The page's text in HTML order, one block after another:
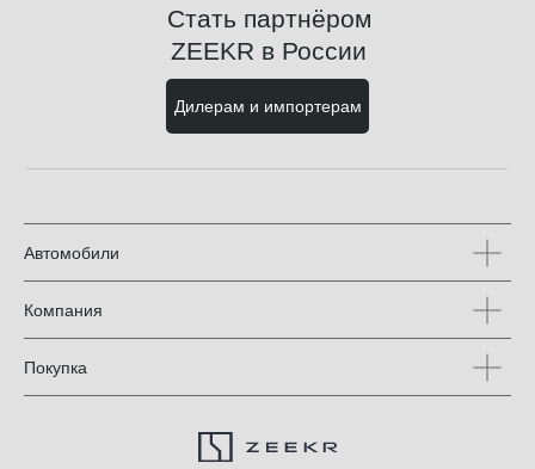
Дилерам и импортерам
Стать партнёром
ZEEKR в России
Автомобили
Компания
Покупка